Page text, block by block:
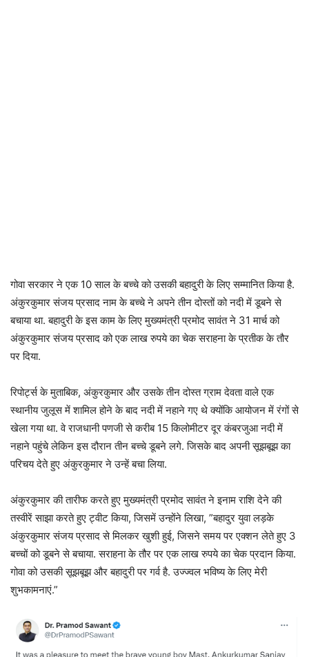
गोवा सरकार ने एक 10 साल के बच्चे को उसकी बहादुरी के लिए सम्मानित किया है.
अंकुरकुमार संजय प्रसाद नाम के बच्चे ने अपने तीन दोस्तों को नदी में डूबने से
बचाया था. बहादुरी के इस काम के लिए मुख्यमंत्री प्रमोद सावंत ने 31 मार्च को
अंकुरकुमार संजय प्रसाद को एक लाख रुपये का चेक सराहना के प्रतीक के तौर
पर दिया.
रिपोर्ट्स के मुताबिक, अंकुरकुमार और उसके तीन दोस्त ग्राम देवता वाले एक
स्थानीय जुलूस में शामिल होने के बाद नदी में नहाने गए थे क्योंकि आयोजन में रंगों से
खेला गया था. वे राजधानी पणजी से करीब 15 किलोमीटर दूर कंबरजुआ नदी में
नहाने पहुंचे लेकिन इस दौरान तीन बच्चे डूबने लगे. जिसके बाद अपनी सूझबूझ का
परिचय देते हुए अंकुरकुमार ने उन्हें बचा लिया.
अंकुरकुमार की तारीफ करते हुए मुख्यमंत्री प्रमोद सावंत ने इनाम राशि देने की
तस्वीरें साझा करते हुए ट्वीट किया, जिसमें उन्होंने लिखा, ”बहादुर युवा लड़के
अंकुरकुमार संजय प्रसाद से मिलकर खुशी हुई, जिसने समय पर एक्शन लेते हुए 3
बच्चों को डूबने से बचाया. सराहना के तौर पर एक लाख रुपये का चेक प्रदान किया.
गोवा को उसकी सूझबूझ और बहादुरी पर गर्व है. उज्ज्वल भविष्य के लिए मेरी
शुभकामनाएं.”